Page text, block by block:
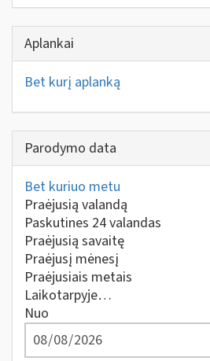
Aplankai
Bet kurį aplanką
Parodymo data
Bet kuriuo metu
Praėjusią valandą
Paskutines 24 valandas
Praėjusią savaitę
Praėjusį mėnesį
Praėjusiais metais
Laikotarpyje…
Nuo